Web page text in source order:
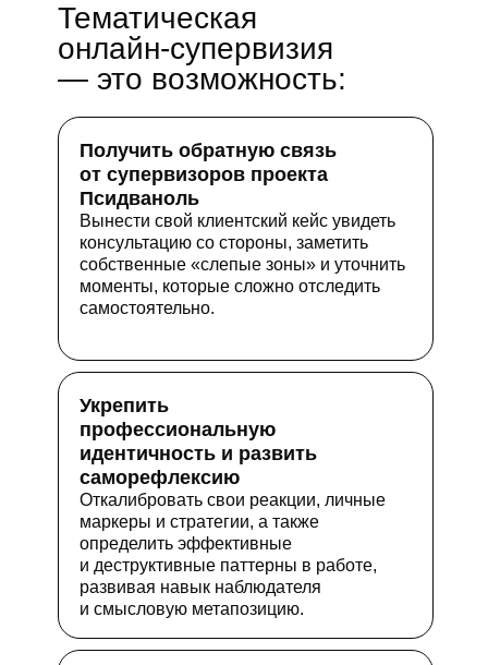
Получить обратную связь
от супервизоров проекта
Псидваноль
Вынести свой клиентский кейс увидеть
консультацию со стороны, заметить
собственные «слепые зоны» и уточнить
моменты, которые сложно отследить
самостоятельно.
Укрепить
профессиональную
идентичность и развить
саморефлексию
Откалибровать свои реакции, личные
маркеры и стратегии, а также
определить эффективные
и деструктивные паттерны в работе,
развивая навык наблюдателя
и смысловую метапозицию.
Тематическая
онлайн-супервизия
— это возможность: